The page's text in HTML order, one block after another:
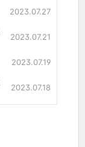
2023.07.27
2023.07.21
2023.07.19
2023.07.18